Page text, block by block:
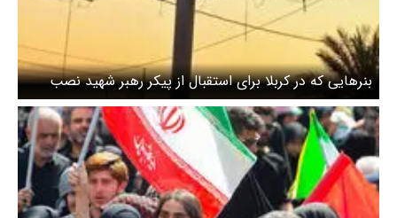
بنرهایی که در کربلا برای استقبال از پیکر رهبر شهید نصب
شده است + عکس